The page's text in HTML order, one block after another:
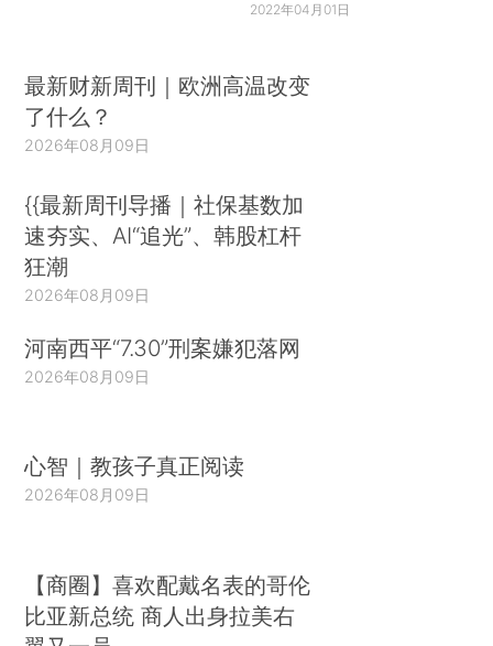
2022年04月01日
最新财新周刊｜欧洲高温改变
了什么？
2026年08月09日
{{最新周刊导播｜社保基数加
速夯实、AI“追光”、韩股杠杆
狂潮
2026年08月09日
河南西平“7.30”刑案嫌犯落网
2026年08月09日
心智｜教孩子真正阅读
2026年08月09日
【商圈】喜欢配戴名表的哥伦
比亚新总统 商人出身拉美右